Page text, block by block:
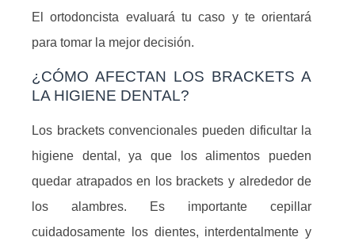
El ortodoncista evaluará tu caso y te orientará
para tomar la mejor decisión.
¿CÓMO AFECTAN LOS BRACKETS A
LA HIGIENE DENTAL?
Los brackets convencionales pueden dificultar la
higiene dental, ya que los alimentos pueden
quedar atrapados en los brackets y alrededor de
los alambres. Es importante cepillar
cuidadosamente los dientes, interdentalmente y